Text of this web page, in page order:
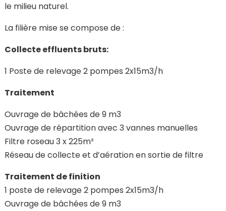
le milieu naturel.
La filière mise se compose de :
Collecte effluents bruts:
1 Poste de relevage 2 pompes 2x15m3/h
Traitement
Ouvrage de bâchées de 9 m3
Ouvrage de répartition avec 3 vannes manuelles
Filtre roseau 3 x 225m²
Réseau de collecte et d’aération en sortie de filtre
Traitement de finition
1 poste de relevage 2 pompes 2x15m3/h
Ouvrage de bâchées de 9 m3